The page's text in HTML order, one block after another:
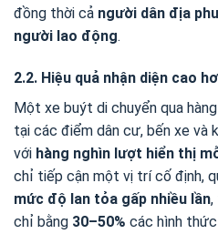
đồng thời cả người dân địa
người lao động.
2.2. Hiệu quả nhận diện cao
Một xe buýt di chuyển qua
tại các điểm dân cư, bến xe và
với hàng nghìn lượt hiển thị
chỉ tiếp cận một vị trí cố định,
mức độ lan tỏa gấp nhiều lần,
chỉ bằng 30–50% các hình